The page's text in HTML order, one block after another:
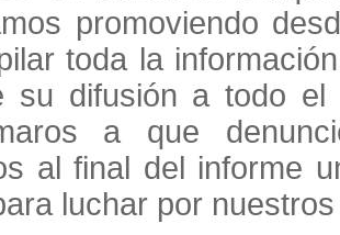
promoviendo
toda la
su difusión a todo el
a que
al final del informe
luchar por